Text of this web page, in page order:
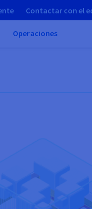
Contactar con el
Operaciones